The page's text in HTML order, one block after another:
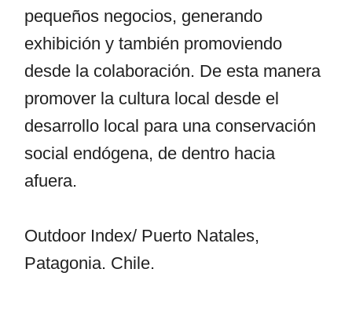
pequeños negocios, generando
exhibición y también promoviendo
desde la colaboración. De esta manera
promover la cultura local desde el
desarrollo local para una conservación
social endógena, de dentro hacia
afuera.
Outdoor Index/ Puerto Natales,
Patagonia. Chile.